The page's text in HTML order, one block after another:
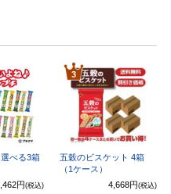
べる3箱
円(税込)
3
五穀のビスケット 4箱
（1ケース）
4,668円(税込)